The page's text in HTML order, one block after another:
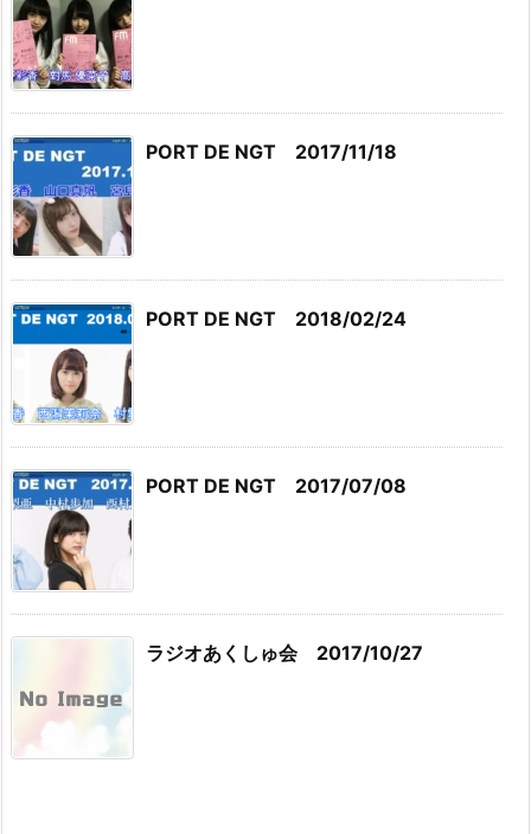
PORT DE NGT 2017/11/18
PORT DE NGT 2018/02/24
PORT DE NGT 2017/07/08
ラジオあくしゅ会 2017/10/27